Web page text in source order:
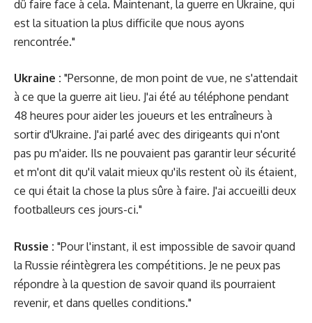
dû faire face à cela. Maintenant, la guerre en Ukraine, qui
est la situation la plus difficile que nous ayons
rencontrée."
Ukraine : "Personne, de mon point de vue, ne s'attendait
à ce que la guerre ait lieu. J'ai été au téléphone pendant
48 heures pour aider les joueurs et les entraîneurs à
sortir d'Ukraine. J'ai parlé avec des dirigeants qui n'ont
pas pu m'aider. Ils ne pouvaient pas garantir leur sécurité
et m'ont dit qu'il valait mieux qu'ils restent où ils étaient,
ce qui était la chose la plus sûre à faire. J'ai accueilli deux
footballeurs ces jours-ci."
Russie : "Pour l'instant, il est impossible de savoir quand
la Russie réintègrera les compétitions. Je ne peux pas
répondre à la question de savoir quand ils pourraient
revenir, et dans quelles conditions."